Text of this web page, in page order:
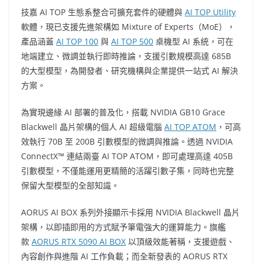
技嘉 AI TOP 生態系整合可擴充套件的硬體與 AI TOP Utility
軟體，現已支援先進架構如 Mixture of Experts（MoE），
產品涵蓋 AI TOP 100 與 AI TOP 500 桌機型 AI 系統，可在
地端建立、微調並執行即時推論，支援引數規模高達 685B
的大型模型，為開發者、研究機構與企業提供一站式 AI 解決
方案。
為實現邊緣 AI 部署的普及化，搭載 NVIDIA GB10 Grace
Blackwell 晶片架構的個人 AI 超級電腦 AI TOP ATOM ，可高
效執行 70B 至 200B 引數模型的微調與推論。透過 NVIDIA
ConnectX™ 連結兩臺 AI TOP ATOM，即可處理高達 405B
引數模型，不僅能運用更精簡的活躍引數子集，同時也完整
保留大型模型的全部知識。
AORUS AI BOX 系列外接顯示卡採用 NVIDIA Blackwell 晶片
架構，以即插即用的方式賦予筆電強大的運算能力。旗艦
款 AORUS RTX 5090 AI BOX 以頂級效能著稱，支援遊戲、
內容創作與進階 AI 工作負載；而全新發表的 AORUS RTX